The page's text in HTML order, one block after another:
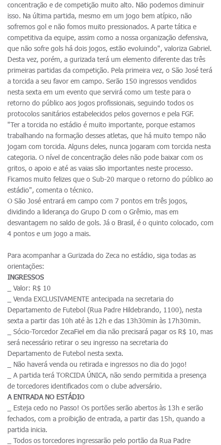
concentração e de competição muito alto. Não podemos diminuir
isso. Na última partida, mesmo em um jogo bem atípico, não
sofremos gol e não fomos muito pressionados. A parte tática e
competitiva da equipe, assim como a nossa organização defensiva,
que não sofre gols há dois jogos, estão evoluindo", valoriza Gabriel.
Desta vez, porém, a gurizada terá um elemento diferente das três
primeiras partidas da competição. Pela primeira vez, o São José terá
a torcida a seu favor em campo. Serão 150 ingressos vendidos
nesta sexta em um evento que servirá como um teste para o
retorno do público aos jogos profissionais, seguindo todos os
protocolos sanitários estabelecidos pelos governos e pela FGF.
"Ter a torcida no estádio é muito importante, porque estamos
trabalhando na formação desses atletas, que há muito tempo não
jogam com torcida. Alguns deles, nunca jogaram com torcida nesta
categoria. O nível de concentração deles não pode baixar com os
gritos, o apoio e até as vaias são importantes neste processo.
Ficamos muito felizes que o Sub-20 marque o retorno do público ao
estádio", comenta o técnico.
O São José entrará em campo com 7 pontos em três jogos,
dividindo a liderança do Grupo D com o Grêmio, mas em
desvantagem no saldo de gols. Já o Brasil, é o quinto colocado, com
4 pontos e um jogo a mais.
Para acompanhar a Gurizada do Zeca no estádio, siga todas as
orientações:
INGRESSOS
_ Valor: R$ 10
_ Venda EXCLUSIVAMENTE antecipada na secretaria do
Departamento de Futebol (Rua Padre Hildebrando, 1100), nesta
sexta a partir das 10h até às 12h e das 13h30min às 17h30min.
_ Sócio-Torcedor ZecaFiel em dia não precisará pagar os R$ 10, mas
será necessário retirar o seu ingresso na secretaria do
Departamento de Futebol nesta sexta.
_ Não haverá venda ou retirada e ingressos no dia do jogo!
_ A partida terá TORCIDA ÚNICA, não sendo permitida a presença
de torcedores identificados com o clube adversário.
A ENTRADA NO ESTÁDIO
_ Esteja cedo no Passo! Os portões serão abertos às 13h e serão
fechados, com a proibição de entrada, a partir das 15h, quando a
partida inicia.
_ Todos os torcedores ingressarão pelo portão da Rua Padre